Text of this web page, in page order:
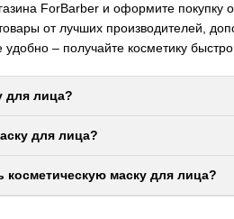
ForBarber и оформите
от лучших производителей,
– получайте косметику быстро.
для лица?
для лица?
косметическую маску для лица?